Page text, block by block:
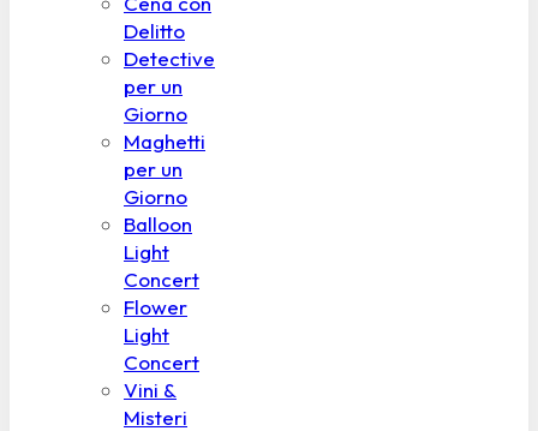
Delitto
Detective
per un
Giorno
Maghetti
per un
Giorno
Balloon
Light
Concert
Flower
Light
Concert
Vini &
Misteri